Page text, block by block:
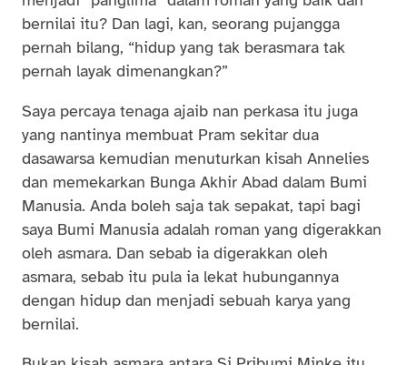
bernilai itu? Dan lagi, kan, seorang pujangga
pernah bilang, “hidup yang tak berasmara tak
pernah layak dimenangkan?”
Saya percaya tenaga ajaib nan perkasa itu juga
yang nantinya membuat Pram sekitar dua
dasawarsa kemudian menuturkan kisah Annelies
dan memekarkan Bunga Akhir Abad dalam Bumi
Manusia. Anda boleh saja tak sepakat, tapi bagi
saya Bumi Manusia adalah roman yang digerakkan
oleh asmara. Dan sebab ia digerakkan oleh
asmara, sebab itu pula ia lekat hubungannya
dengan hidup dan menjadi sebuah karya yang
bernilai.